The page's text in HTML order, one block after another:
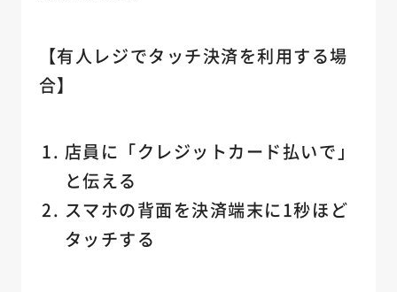
【有人レジでタッチ決済を利用する場
合】
店員に「クレジットカード払いで」
と伝える
スマホの背面を決済端末に1秒ほど
タッチする